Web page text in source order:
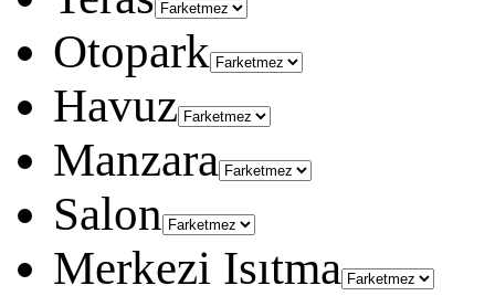
Otopark
Havuz
Manzara
Salon
Merkezi Isıtma